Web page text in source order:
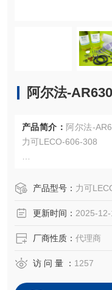
阿尔法-
产品简介： 阿尔法-
力可LECO-606-308
AR6308阶梯式陶瓷停
OEM 零件号
产品型号： 力可
更新时间： 2025-12-
厂商性质： 代理商
访 问 量 ： 1257